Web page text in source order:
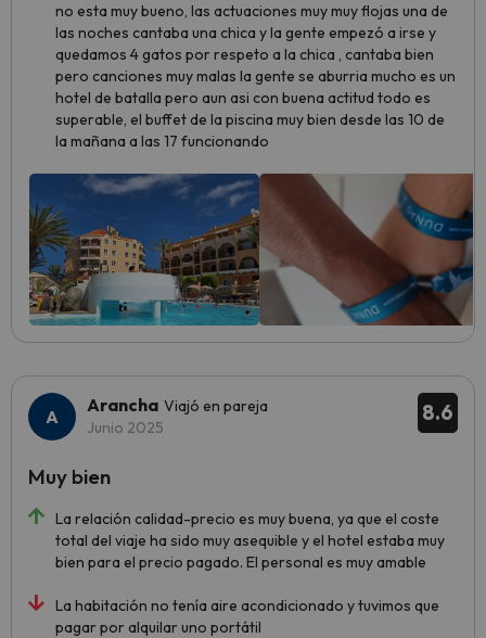
no esta muy bueno, las actuaciones muy muy flojas una de
las noches cantaba una chica y la gente empezó a irse y
quedamos 4 gatos por respeto a la chica , cantaba bien
pero canciones muy malas la gente se aburria mucho es un
hotel de batalla pero aun asi con buena actitud todo es
superable, el buffet de la piscina muy bien desde las 10 de
la mañana a las 17 funcionando
8.6
Arancha Viajó en pareja
Junio 2025
La relación calidad-precio es muy buena, ya que el coste
total del viaje ha sido muy asequible y el hotel estaba muy
bien para el precio pagado. El personal es muy amable
La habitación no tenía aire acondicionado y tuvimos que
pagar por alquilar uno portátil
Muy bien